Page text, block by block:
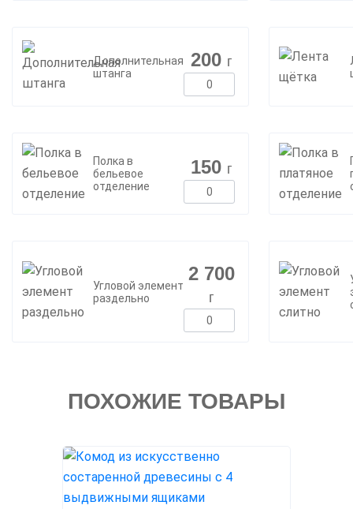
Дополнительная
штанга
200 г
Полка в
бельевое
отделение
150 г
Угловой элемент
раздельно
2 700
г
ПОХОЖИЕ ТОВАРЫ